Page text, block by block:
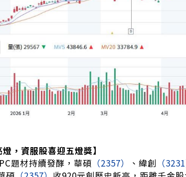
，資服股喜迎五燈獎】
題材持續發酵，華碩 （2357） 、緯創 （3231